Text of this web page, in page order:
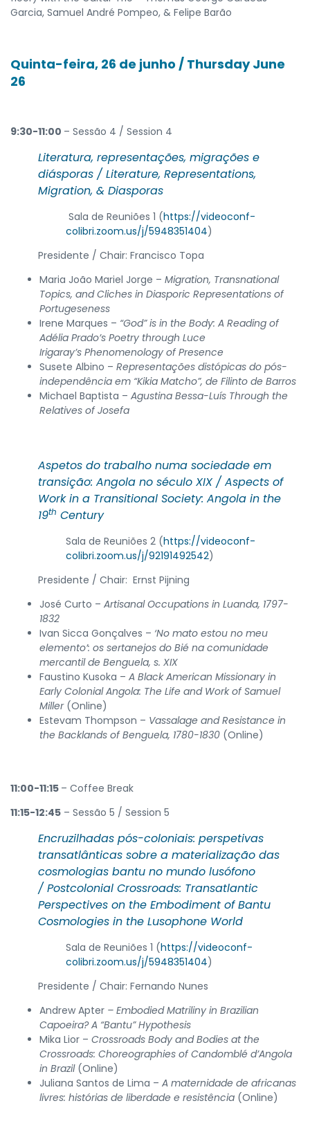
Garcia, Samuel André Pompeo, & Felipe Barão
Quinta-feira, 26 de junho / Thursday June
26
9:30-11:00 – Sessão 4 / Session 4
Literatura, representações, migrações e
diásporas / Literature, Representations,
Migration, & Diasporas
Sala de Reuniões 1 (https://videoconf-
colibri.zoom.us/j/5948351404)
Presidente / Chair: Francisco Topa
Maria João Mariel Jorge – Migration, Transnational
Topics, and Cliches in Diasporic Representations of
Portugeseness
Irene Marques – “God” is in the Body: A Reading of
Adélia Prado’s Poetry through Luce
Irigaray’s Phenomenology of Presence
Susete Albino – Representações distópicas do pós-
independência em “Kikia Matcho”, de Filinto de Barros
Michael Baptista – Agustina Bessa-Luís Through the
Relatives of Josefa
Aspetos do trabalho numa sociedade em
transição: Angola no século XIX / Aspects of
Work in a Transitional Society: Angola in the
19th Century
Sala de Reuniões 2 (https://videoconf-
colibri.zoom.us/j/92191492542)
Presidente / Chair: Ernst Pijning
José Curto – Artisanal Occupations in Luanda, 1797-
1832
Ivan Sicca Gonçalves – ‘No mato estou no meu
elemento’: os sertanejos do Bié na comunidade
mercantil de Benguela, s. XIX
Faustino Kusoka – A Black American Missionary in
Early Colonial Angola: The Life and Work of Samuel
Miller(Online)
Estevam Thompson – Vassalage and Resistance in
the Backlands of Benguela, 1780-1830 (Online)
11:00-11:15 – Coffee Break
11:15-12:45 – Sessão 5 / Session 5
Encruzilhadas pós-coloniais: perspetivas
transatlânticas sobre a materialização das
cosmologias bantu no mundo lusófono
/ Postcolonial Crossroads: Transatlantic
Perspectives on the Embodiment of Bantu
Cosmologies in the Lusophone World
Sala de Reuniões 1 (https://videoconf-
colibri.zoom.us/j/5948351404)
Presidente / Chair: Fernando Nunes
Andrew Apter – Embodied Matriliny in Brazilian
Capoeira? A “Bantu” Hypothesis
Mika Lior – Crossroads Body and Bodies at the
Crossroads: Choreographies of Candomblé d’Angola
in Brazil(Online)
Juliana Santos de Lima – A maternidade de africanas
livres: histórias de liberdade e resistência (Online)